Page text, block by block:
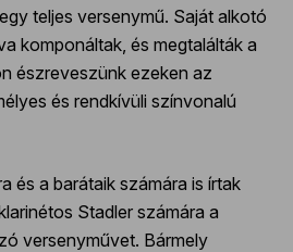
teljes versenymű. Saját alkotó
komponáltak, és megtalálták a
észreveszünk ezeken az
és rendkívüli színvonalú
és a barátaik számára is írtak
Stadler számára a
versenyművet. Bármely